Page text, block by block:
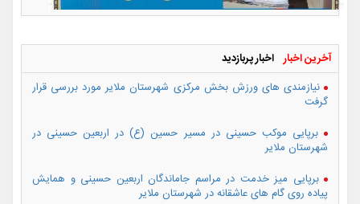
آخرین اخبار اخبار پربازدید
نیازمندی های ورزش بخش مرکزی شهرستان ملایر مورد بررسی قرار
گرفت
برپایی موکب حسینی در مسیر حسین (ع) در اربعین حسینی در
شهرستان ملایر
برپایی میز خدمت در مراسم جاماندگان اربعین حسینی و همایش
پیاده روی گام های عاشقانه در شهرستان ملایر